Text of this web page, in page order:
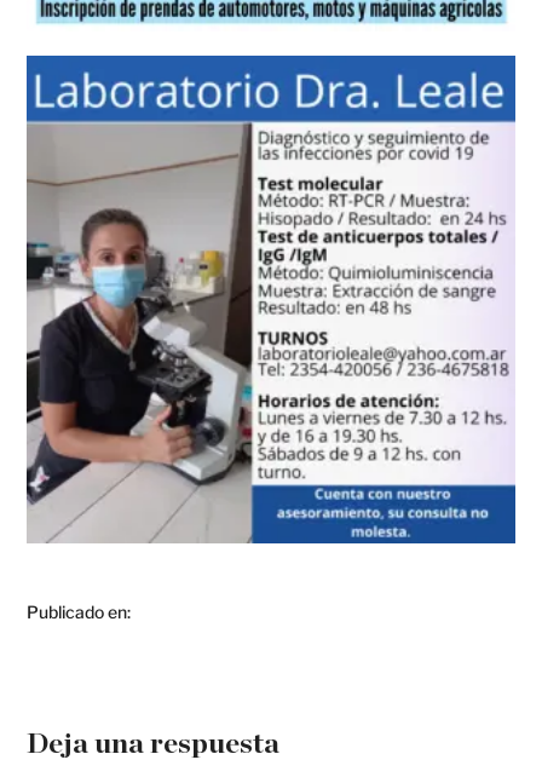
Publicado en:
Deja una respuesta